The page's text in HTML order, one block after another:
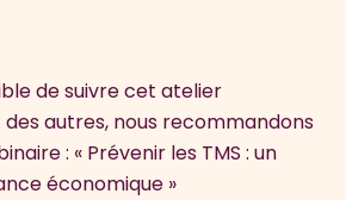
de suivre cet atelier
autres, nous recommandons
: « Prévenir les TMS : un
économique »